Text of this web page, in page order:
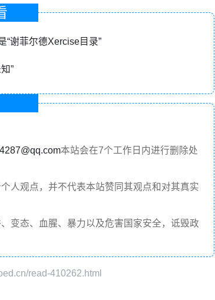
“谢菲尔德Xercise目录”
”
本站会在7个工作日内进行删除处
人观点，并不代表本站赞同其观点和对其真实
变态、血腥、暴力以及危害国家安全，诋毁政
read-410262.html